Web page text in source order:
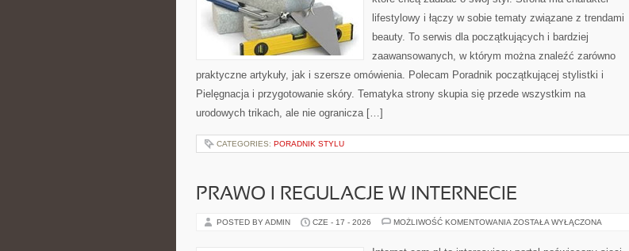
lifestylowy i łączy w sobie tematy związane z trendami
beauty. To serwis dla początkujących i bardziej
zaawansowanych, w którym można znaleźć zarówno
praktyczne artykuły, jak i szersze omówienia. Polecam Poradnik początkującej stylistki i
Pielęgnacja i przygotowanie skóry. Tematyka strony skupia się przede wszystkim na
urodowych trikach, ale nie ogranicza […]
CATEGORIES: PORADNIK STYLU
PRAWO I REGULACJE W INTERNECIE
POSTED BY ADMIN CZE - 17 - 2026 MOŻLIWOŚĆ KOMENTOWANIA PRAWO
ZOSTAŁA WYŁĄCZONA